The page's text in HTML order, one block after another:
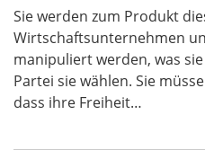
Sie werden zum Produkt
Wirtschaftsunternehmen
manipuliert werden, was
Partei sie wählen. Sie
dass ihre Freiheit…